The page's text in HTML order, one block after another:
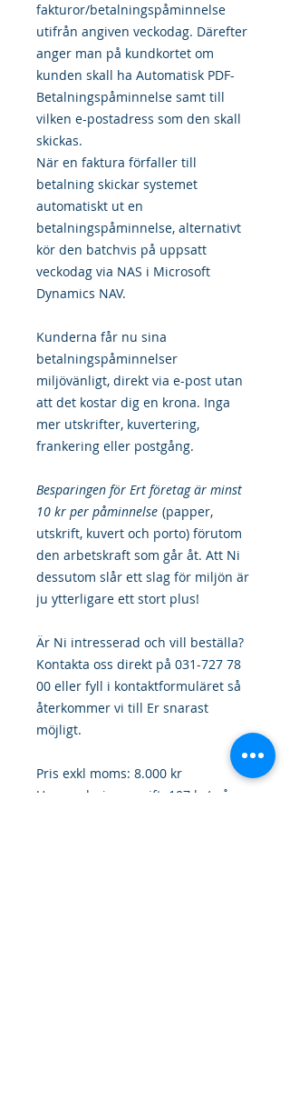
fakturor/betalningspåminnelse
utifrån angiven veckodag. Därefter
anger man på kundkortet om
kunden skall ha Automatisk PDF-
Betalningspåminnelse samt till
vilken e-postadress som den skall
skickas.
När en faktura förfaller till
betalning skickar systemet
automatiskt ut en
betalningspåminnelse, alternativt
kör den batchvis på uppsatt
veckodag via NAS i Microsoft
Dynamics NAV.
Kunderna får nu sina
betalningspåminnelser
miljövänligt, direkt via e-post utan
att det kostar dig en krona. Inga
mer utskrifter, kuvertering,
frankering eller postgång.
Besparingen för Ert företag är minst
10 kr per påminnelse (papper,
utskrift, kuvert och porto) förutom
den arbetskraft som går åt. Att Ni
dessutom slår ett slag för miljön är
ju ytterligare ett stort plus!
Är Ni intresserad och vill beställa?
Kontakta oss direkt på 031-727 78
00 eller fyll i kontaktformuläret så
återkommer vi till Er snarast
möjligt.
Pris exkl moms: 8.000 kr
Uppgraderingsavgift: 107 kr/mån